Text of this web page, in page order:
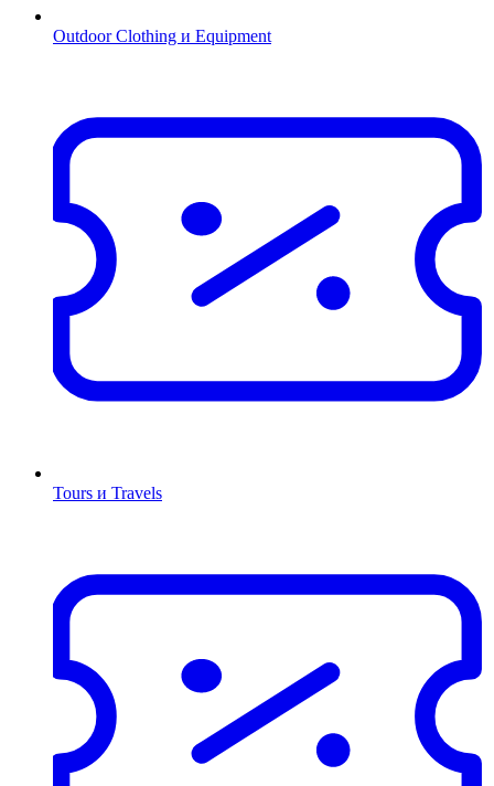
Outdoor Clothing и Equipment
Tours и Travels